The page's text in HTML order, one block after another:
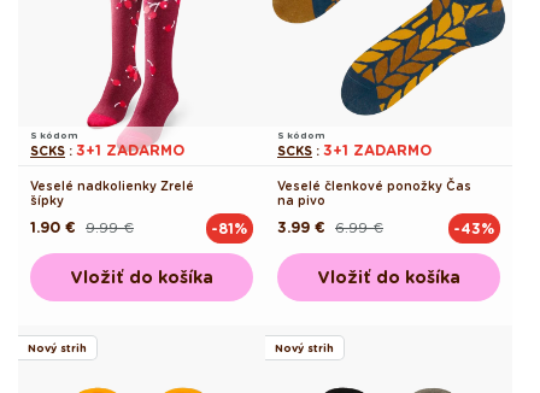
S kódom
SCKS : 3+1 ZADARMO
Veselé nadkolienky Zrelé
šípky
Pôvodná9.99 €
Akciová
1.90 € -81%
Vložiť do košíka
S kódom
SCKS : 3+1 ZADARMO
Veselé členkové ponožky Čas
na pivo
Pôvodná6.99 €
Akciová
3.99 € -43%
Vložiť do košíka
Nový strih Nový strih